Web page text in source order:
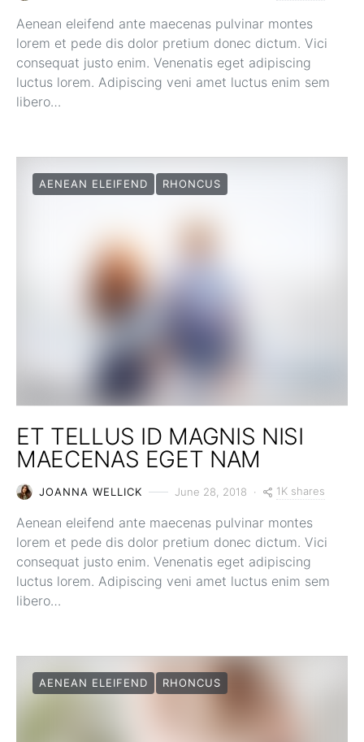
Aenean eleifend ante maecenas pulvinar montes
lorem et pede dis dolor pretium donec dictum. Vici
consequat justo enim. Venenatis eget adipiscing
luctus lorem. Adipiscing veni amet luctus enim sem
libero…
AENEAN ELEIFEND RHONCUS
ET TELLUS ID MAGNIS NISI
MAECENAS EGET NAM
JOANNA WELLICK June 28, 2018 1K shares
Aenean eleifend ante maecenas pulvinar montes
lorem et pede dis dolor pretium donec dictum. Vici
consequat justo enim. Venenatis eget adipiscing
luctus lorem. Adipiscing veni amet luctus enim sem
libero…
AENEAN ELEIFEND RHONCUS